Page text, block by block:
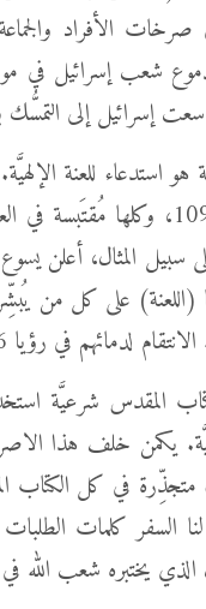
صرخات الأفراد
شعب إسرائيل في
سعت إسرائيل إلى
استدعاء للعنة
5، و6، و35، و69، و109،
المثال، أعلن
لدمائهم في رؤيا 6: 10.
المقدس شرعيَّة
يكمن خلف هذا
في كل الكتاب
السفر كلمات
يختبره شعب الله